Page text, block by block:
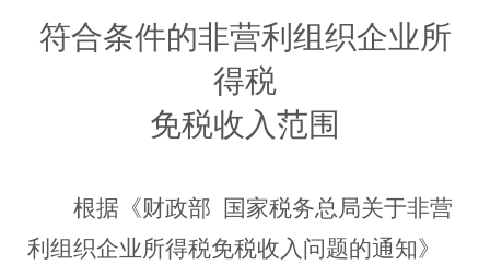
符合条件的非营利组织企业所
得税
免税收入范围
根据《财政部
国家税务总局关于非营
利组织企业所得税免税收入问题的通知》